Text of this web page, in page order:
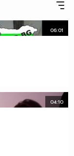
06:01
04:10